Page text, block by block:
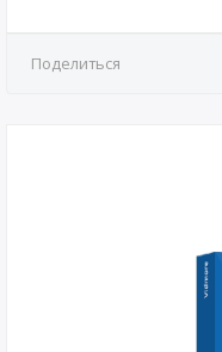
Поделиться